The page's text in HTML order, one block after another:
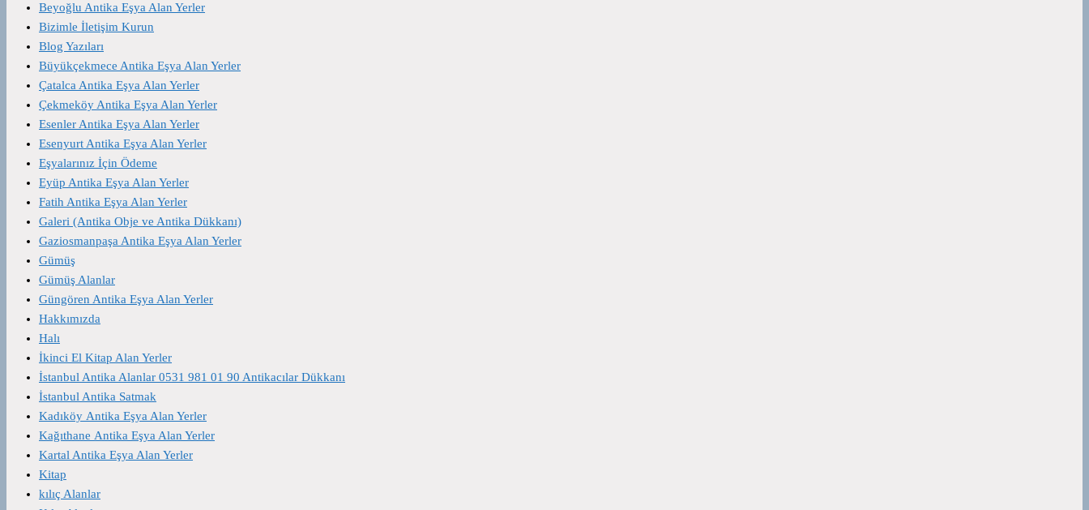
Beyoğlu Antika Eşya Alan Yerler
Bizimle İletişim Kurun
Blog Yazıları
Büyükçekmece Antika Eşya Alan Yerler
Çatalca Antika Eşya Alan Yerler
Çekmeköy Antika Eşya Alan Yerler
Esenler Antika Eşya Alan Yerler
Esenyurt Antika Eşya Alan Yerler
Eşyalarınız İçin Ödeme
Eyüp Antika Eşya Alan Yerler
Fatih Antika Eşya Alan Yerler
Galeri (Antika Obje ve Antika Dükkanı)
Gaziosmanpaşa Antika Eşya Alan Yerler
Gümüş
Gümüş Alanlar
Güngören Antika Eşya Alan Yerler
Hakkımızda
Halı
İkinci El Kitap Alan Yerler
İstanbul Antika Alanlar 0531 981 01 90 Antikacılar Dükkanı
İstanbul Antika Satmak
Kadıköy Antika Eşya Alan Yerler
Kağıthane Antika Eşya Alan Yerler
Kartal Antika Eşya Alan Yerler
Kitap
kılıç Alanlar